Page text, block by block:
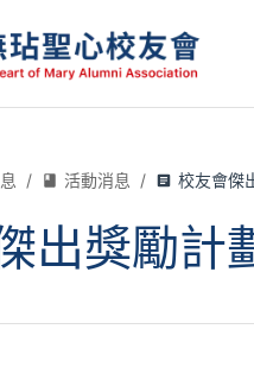
/ 活動消息 / 校友會傑
出獎勵計